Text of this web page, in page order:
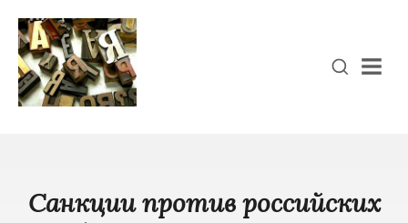
Санкции против российских